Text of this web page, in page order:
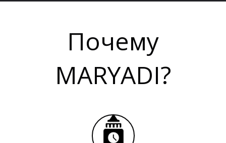
М
Почему
MARYADI?